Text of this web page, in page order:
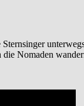
Nomaden